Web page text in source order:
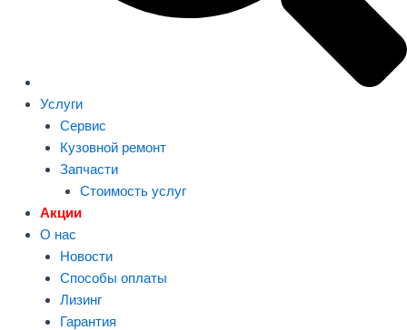
Услуги
Сервис
Кузовной ремонт
Запчасти
Стоимость услуг
Акции
О нас
Новости
Способы оплаты
Лизинг
Гарантия